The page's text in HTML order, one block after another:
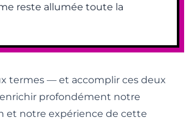
reste allumée toute la
termes — et accomplir ces deux
profondément notre
et notre expérience de cette